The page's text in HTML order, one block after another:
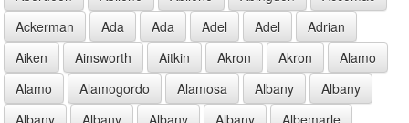
Ackerman
Ada Ada Adel Adel
Adrian
Aiken
Ainsworth Aitkin Akron Akron
Alamo
Alamo
Alamogordo Alamosa Albany
Albany
Albany
Albany Albany Albany
Albemarle